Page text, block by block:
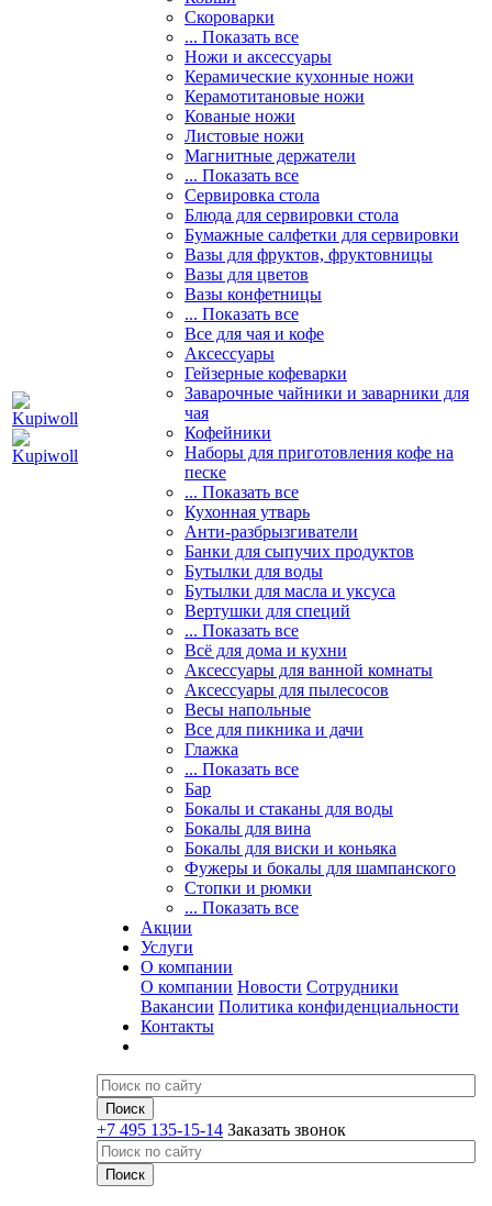
Скороварки
... Показать все
Ножи и аксессуары
Керамические кухонные ножи
Керамотитановые ножи
Кованые ножи
Листовые ножи
Магнитные держатели
... Показать все
Сервировка стола
Блюда для сервировки стола
Бумажные салфетки для сервировки
Вазы для фруктов, фруктовницы
Вазы для цветов
Вазы конфетницы
... Показать все
Все для чая и кофе
Аксессуары
Гейзерные кофеварки
Заварочные чайники и заварники для
чая
Кофейники
Наборы для приготовления кофе на
песке
... Показать все
Кухонная утварь
Анти-разбрызгиватели
Банки для сыпучих продуктов
Бутылки для воды
Бутылки для масла и уксуса
Вертушки для специй
... Показать все
Всё для дома и кухни
Аксессуары для ванной комнаты
Аксессуары для пылесосов
Весы напольные
Все для пикника и дачи
Глажка
... Показать все
Бар
Бокалы и стаканы для воды
Бокалы для вина
Бокалы для виски и коньяка
Фужеры и бокалы для шампанского
Стопки и рюмки
... Показать все
Акции
Услуги
О компании
О компании Новости Сотрудники
Вакансии Политика конфиденциальности
Контакты
+7 495 135-15-14 Заказать звонок